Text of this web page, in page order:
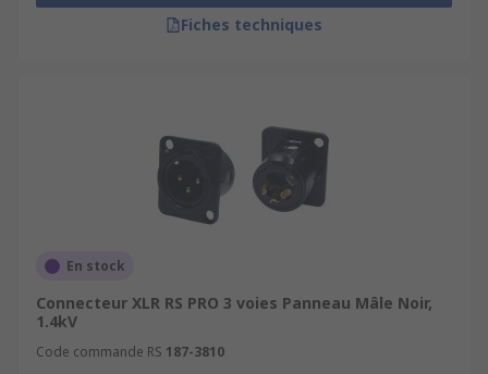
Fiches techniques
En stock
Connecteur XLR RS PRO 3 voies Panneau Mâle Noir,
1.4kV
Code commande RS 187-3810